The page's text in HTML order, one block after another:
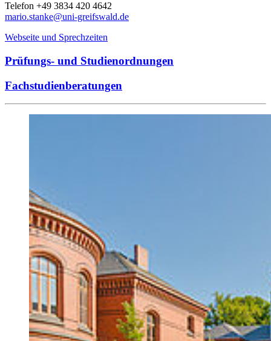
Telefon +49 3834 420 4642
mario.stanke@uni-greifswald.de
Webseite und Sprechzeiten
Prüfungs- und Studienordnungen
Fachstudienberatungen